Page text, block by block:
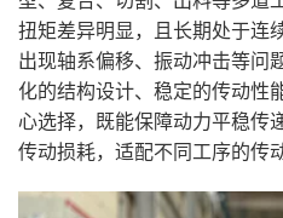
扭矩差异明显，且长期处于连
出现轴系偏移、振动冲击等问
化的结构设计、稳定的传动性
心选择，既能保障动力平稳传
传动损耗，适配不同工序的传